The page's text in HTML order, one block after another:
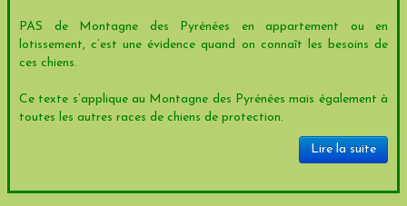
PAS de Montagne des Pyrénées en appartement ou en
lotissement, c’est une évidence quand on connaît les besoins de
ces chiens.
Ce texte s’applique au Montagne des Pyrénées mais également à
toutes les autres races de chiens de protection.
Lire la suite